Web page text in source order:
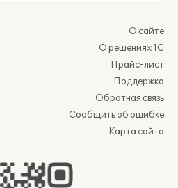
О сайте
О решениях 1С
Прайс-лист
Поддержка
Обратная связь
Сообщить об ошибке
Карта сайта